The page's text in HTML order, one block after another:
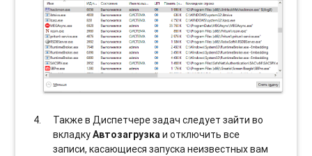
Также в Диспетчере задач следует зайти во
вкладкуАвтозагрузкаи отключить все
записи, касающиеся запуска неизвестных вам